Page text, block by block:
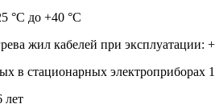
°С до +40 °С
жил кабелей при эксплуатации:
в стационарных электроприборах
лет